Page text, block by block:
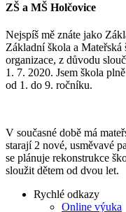
ZŠ a MŠ Holčovice
Nejspíš mě znáte jako
Základní škola a
organizace, z důvodu
1. 7. 2020. Jsem škola
od 1. do 9. ročníku.
V současné době má
starají 2 nové, usměvavé
se plánuje rekonstrukce
sloužit dětem od dvou let.
Rychlé odkazy
Online výuka